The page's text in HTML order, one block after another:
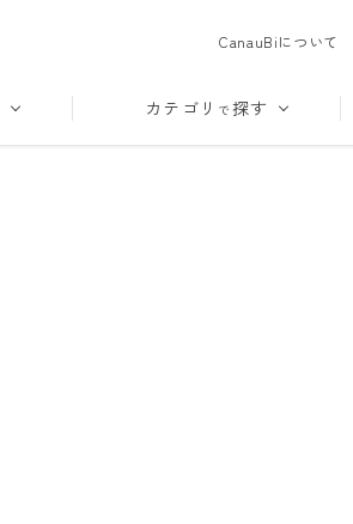
CanauBiについて
カテゴリ で探す